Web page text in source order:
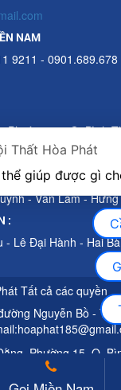
NAM
9211 - 0901.689.678
Phường 15, Q. Bình
- Văn Lâm - Hưng
:
- Lê Đại Hành - Hai
Tất cả các quyền
Nguyễn Bồ - TP
Phường 15, Q.
Thất Hòa Phát